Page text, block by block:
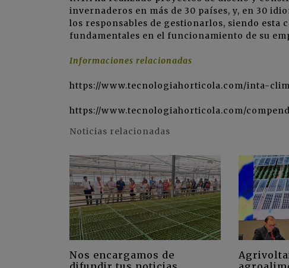
invernaderos en más de 30 países, y, en 30
los responsables de gestionarlos, siendo esta
fundamentales en el funcionamiento de su
Informaciones relacionadas
https://www.tecnologiahorticola.com/inta-
https://www.tecnologiahorticola.com/
Noticias relacionadas
Nos encargamos de